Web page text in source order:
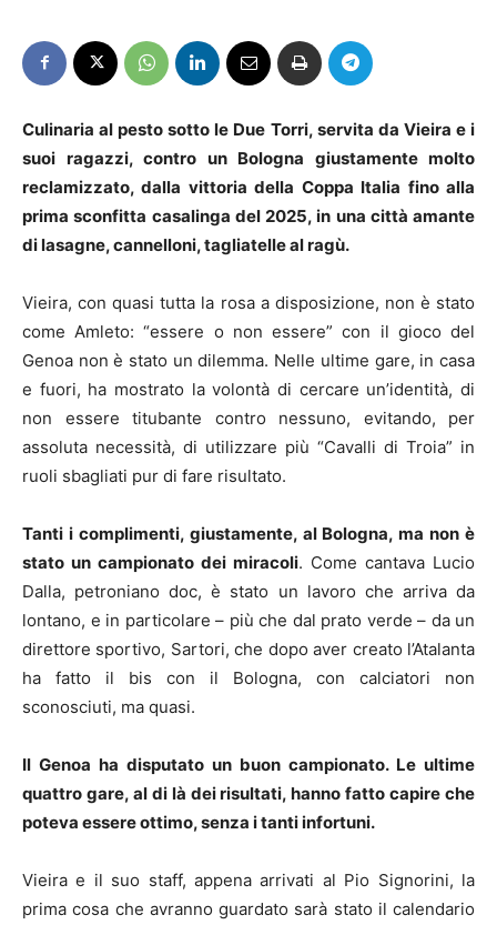
Culinaria al pesto sotto le Due Torri, servita da Vieira e i
suoi ragazzi, contro un Bologna giustamente molto
reclamizzato, dalla vittoria della Coppa Italia fino alla
prima sconfitta casalinga del 2025, in una città amante
di lasagne, cannelloni, tagliatelle al ragù.
Vieira, con quasi tutta la rosa a disposizione, non è stato
come Amleto: “essere o non essere” con il gioco del
Genoa non è stato un dilemma. Nelle ultime gare, in casa
e fuori, ha mostrato la volontà di cercare un’identità, di
non essere titubante contro nessuno, evitando, per
assoluta necessità, di utilizzare più “Cavalli di Troia” in
ruoli sbagliati pur di fare risultato.
Tanti i complimenti, giustamente, al Bologna, ma non è
stato un campionato dei miracoli. Come cantava Lucio
Dalla, petroniano doc, è stato un lavoro che arriva da
lontano, e in particolare – più che dal prato verde – da un
direttore sportivo, Sartori, che dopo aver creato l’Atalanta
ha fatto il bis con il Bologna, con calciatori non
sconosciuti, ma quasi.
Il Genoa ha disputato un buon campionato. Le ultime
quattro gare, al di là dei risultati, hanno fatto capire che
poteva essere ottimo, senza i tanti infortuni.
Vieira e il suo staff, appena arrivati al Pio Signorini, la
prima cosa che avranno guardato sarà stato il calendario